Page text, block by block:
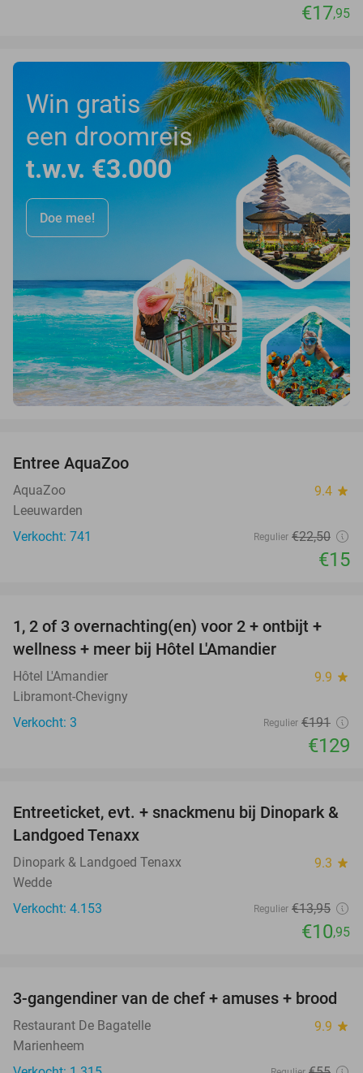
€17,95
Win gratis
een droomreis
t.w.v. €3.000
Doe mee!
Entree AquaZoo
AquaZoo 9.4 star
Leeuwarden
Verkocht: 741
Regulier €22,50
€15
32%
TODAY
1, 2 of 3 overnachting(en) voor 2 + ontbijt +
wellness + meer bij Hôtel L'Amandier
Hôtel L'Amandier 9.9 star
Libramont-Chevigny
Verkocht: 3
Regulier €191
€129
22%
Entreeticket, evt. + snackmenu bij Dinopark &
Landgoed Tenaxx
Dinopark & Landgoed Tenaxx 9.3 star
Wedde
Verkocht: 4.153
Regulier €13,95
€10,95
43%
3-gangendiner van de chef + amuses + brood
Restaurant De Bagatelle 9.9 star
Marienheem